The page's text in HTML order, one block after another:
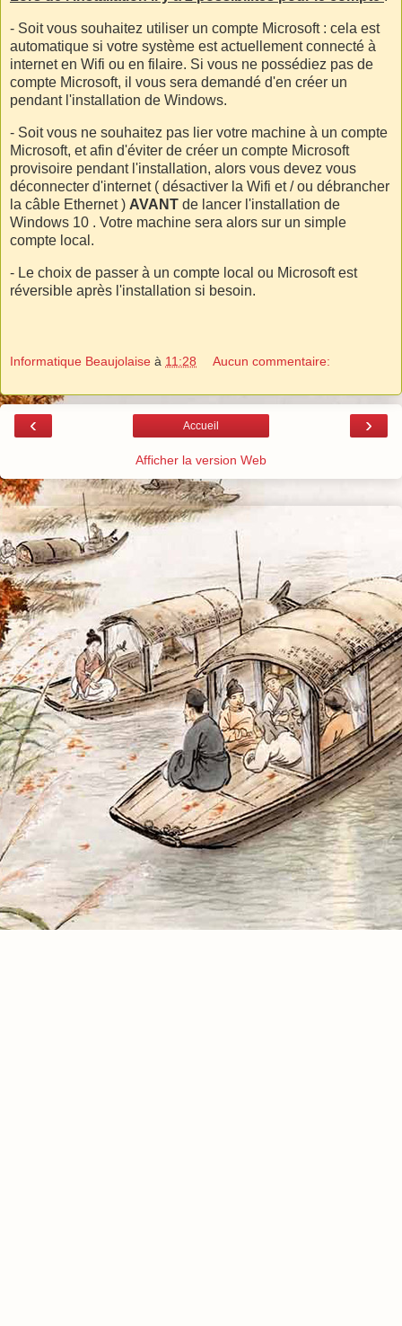
- Soit vous souhaitez utiliser un compte Microsoft : cela est
automatique si votre système est actuellement connecté à
internet en Wifi ou en filaire. Si vous ne possédiez pas de
compte Microsoft, il vous sera demandé d'en créer un
pendant l'installation de Windows.
- Soit vous ne souhaitez pas lier votre machine à un compte
Microsoft, et afin d'éviter de créer un compte Microsoft
provisoire pendant l'installation, alors vous devez vous
déconnecter d'internet ( désactiver la Wifi et / ou débrancher
la câble Ethernet ) AVANT de lancer l'installation de
Windows 10 . Votre machine sera alors sur un simple
compte local.
- Le choix de passer à un compte local ou Microsoft est
réversible après l'installation si besoin.
Informatique Beaujolaise à 11:28 Aucun commentaire:
‹ ›
Accueil
Afficher la version Web